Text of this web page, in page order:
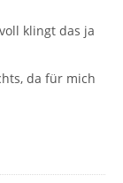
klingt das ja
da für mich